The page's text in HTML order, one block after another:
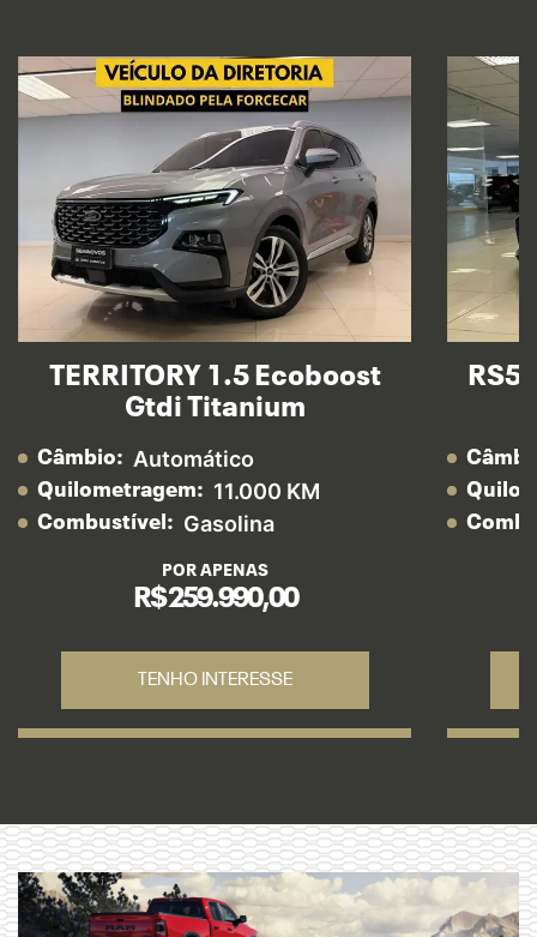
TERRITORY 1.5 Ecoboost
Gtdi Titanium
Câmbio: Automático
Quilometragem: 11.000 KM
Combustível: Gasolina
POR APENAS
R$ 259.990,00
TENHO INTERESSE
RS5